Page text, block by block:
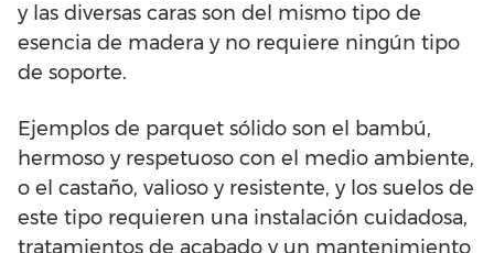
y las diversas caras son del mismo tipo de
esencia de madera y no requiere ningún tipo
de soporte.
Ejemplos de parquet sólido son el bambú,
hermoso y respetuoso con el medio ambiente,
o el castaño, valioso y resistente, y los suelos de
este tipo requieren una instalación cuidadosa,
tratamientos de acabado y un mantenimiento